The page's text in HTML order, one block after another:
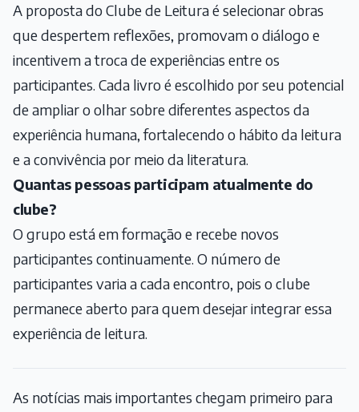
A proposta do Clube de Leitura é selecionar obras
que despertem reflexões, promovam o diálogo e
incentivem a troca de experiências entre os
participantes. Cada livro é escolhido por seu potencial
de ampliar o olhar sobre diferentes aspectos da
experiência humana, fortalecendo o hábito da leitura
e a convivência por meio da literatura.
Quantas pessoas participam atualmente do
clube?
O grupo está em formação e recebe novos
participantes continuamente. O número de
participantes varia a cada encontro, pois o clube
permanece aberto para quem desejar integrar essa
experiência de leitura.
As notícias mais importantes chegam primeiro para